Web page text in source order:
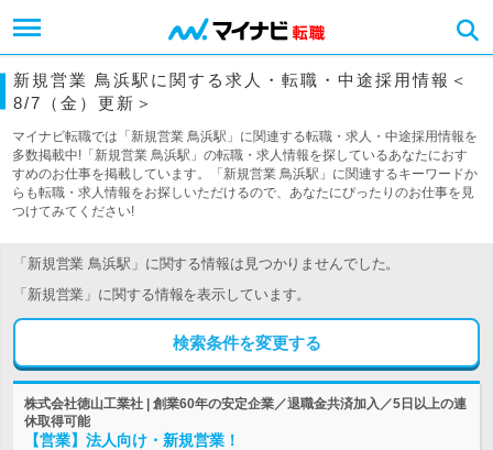
新規営業 鳥浜駅に関する求人・転職・中途採用情報＜
8/7（金）更新＞
マイナビ転職では「新規営業 鳥浜駅」に関連する転職・求人・中途採用情報を
多数掲載中!「新規営業 鳥浜駅」の転職・求人情報を探しているあなたにおす
すめのお仕事を掲載しています。「新規営業 鳥浜駅」に関連するキーワードか
らも転職・求人情報をお探しいただけるので、あなたにぴったりのお仕事を見
つけてみてください!
「新規営業 鳥浜駅」に関する情報は見つかりませんでした。
「新規営業」に関する情報を表示しています。
検索条件を変更する
株式会社徳山工業社 | 創業60年の安定企業／退職金共済加入／5日以上の連
休取得可能
【営業】法人向け・新規営業！